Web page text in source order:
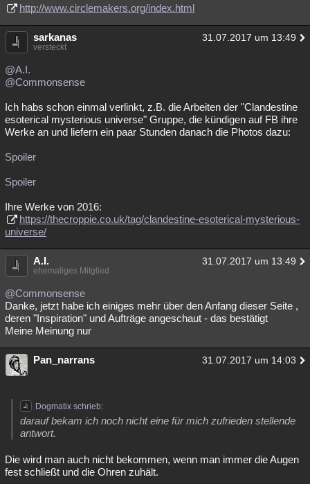
http://www.circlemakers.org/index.html
sarkanas 31.07.2017 um 13:49
versteckt
@A.I.
@Commonsense
Ich habs schon einmal verlinkt, z.B. die Arbeiten der "Clandestine
esoterical mysterious universe" Gruppe, die kündigen auf FB ihre
Werke an und liefern ein paar Stunden danach die Photos dazu:
Spoiler
Spoiler
Ihre Werke von 2016:
https://thecroppie.co.uk/tag/clandestine-esoterical-mysterious-
universe/
A.I. 31.07.2017 um 13:49
ehemaliges Mitglied
@Commonsense
Danke, jetzt habe ich einiges mehr über den Anfang dieser Seite ,
deren "Inspiration" und Aufträge angeschaut - das bestätigt
Meine Meinung nur
Pan_narrans 31.07.2017 um 14:03
Dogmatix schrieb:
darauf bekam ich noch nicht eine für mich zufrieden stellende
antwort.
Die wird man auch nicht bekommen, wenn man immer die Augen
fest schließt und die Ohren zuhält.